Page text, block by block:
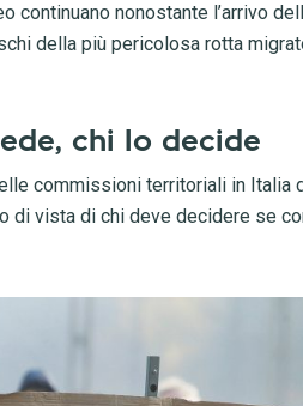
nonostante l’arrivo
della più pericolosa rotta
chi lo decide
commissioni territoriali in Italia
di vista di chi deve decidere se